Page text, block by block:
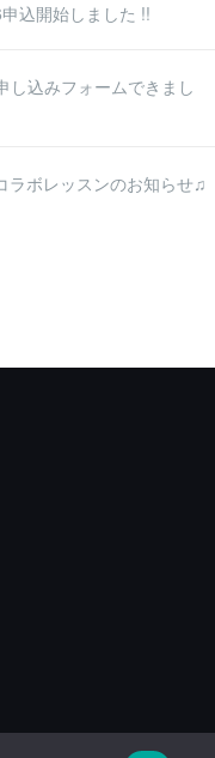
込開始しました !!
し込みフォームできまし
ラボレッスンのお知らせ♫